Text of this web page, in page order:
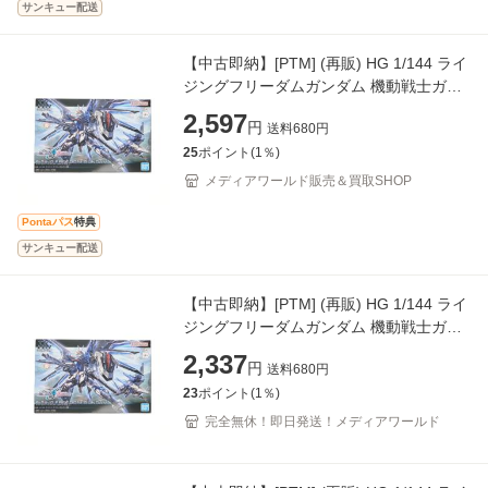
サンキュー配送
Pontaパス特典
サンキュー配送
【中古即納】[PTM] (再販) HG 1/144 ライ
ジングフリーダムガンダム 機動戦士ガン
ム) プラモデル(506628
2,597円 送料680円
25ポイント(1 ％)
メディアワールド販売＆買取SHOP
【中古即納】[PTM] (再販) HG 1/144 ライ
ジングフリーダムガンダム 機動戦士ガン
ム) プラモデル(506628
2,337円 送料680円
23ポイント(1 ％)
完全無休！即日発送！メディアワールド